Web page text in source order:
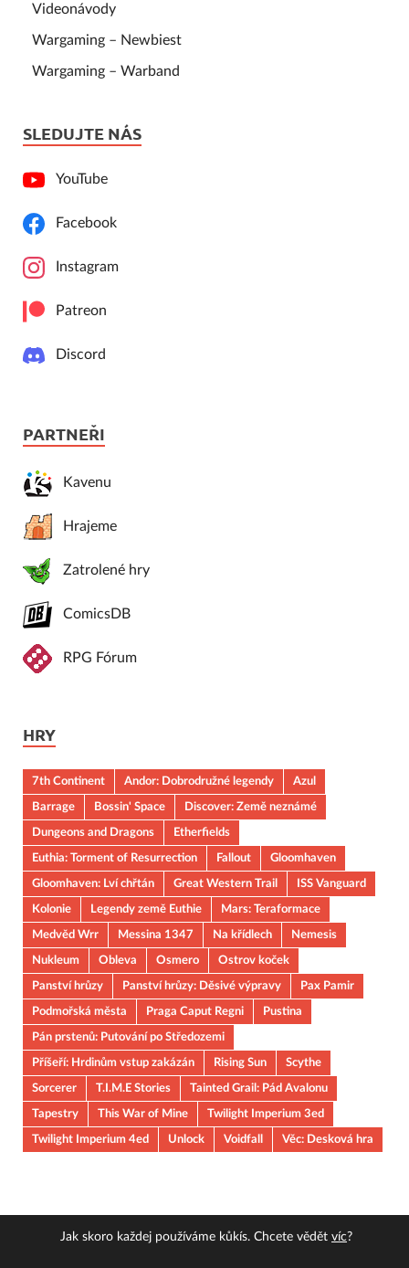
Videonávody
Wargaming – Newbiest
Wargaming – Warband
SLEDUJTE NÁS
YouTube
Facebook
Instagram
Patreon
Discord
PARTNEŘI
Kavenu
Hrajeme
Zatrolené hry
ComicsDB
RPG Fórum
HRY
7th Continent Andor: Dobrodružné legendy
Azul
Barrage
Bossin' Space
Discover: Země neznámé
Dungeons and Dragons
Etherfields
Euthia: Torment of Resurrection
Fallout
Gloomhaven
Gloomhaven: Lví chřtán
Great Western Trail
ISS Vanguard
Kolonie
Legendy země Euthie
Mars: Teraformace
Medvěd Wrr
Messina 1347 Na křídlech
Nemesis
Nukleum
Obleva Osmero
Ostrov koček
Panství hrůzy
Panství hrůzy: Děsivé výpravy
Pax Pamir
Podmořská města
Praga Caput Regni
Pustina
Pán prstenů: Putování po Středozemi
Příšeří: Hrdinům vstup zakázán
Rising Sun
Scythe
Sorcerer
T.I.M.E Stories
Tainted Grail: Pád Avalonu
Tapestry
This War of Mine
Twilight Imperium 3ed
Twilight Imperium 4ed
Unlock Voidfall Věc: Desková hra
Jak skoro každej používáme kůkís. Chcete vědět víc?